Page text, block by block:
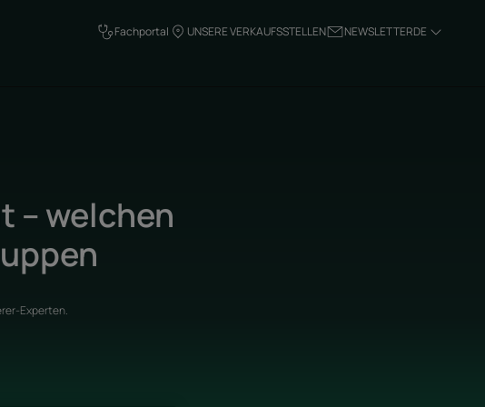
Fachportal UNSERE VERKAUFSSTELLEN NEWSLETTERDE
– welchen
Experten.